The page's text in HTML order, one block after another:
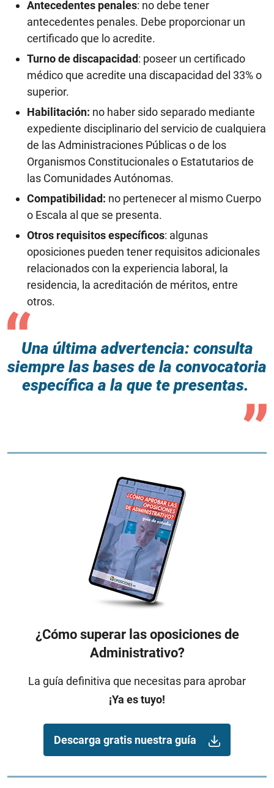
Antecedentes penales: no debe tener
antecedentes penales. Debe proporcionar un
certificado que lo acredite.
Turno de discapacidad: poseer un certificado
médico que acredite una discapacidad del 33% o
superior.
Habilitación: no haber sido separado mediante
expediente disciplinario del servicio de cualquiera
de las Administraciones Públicas o de los
Organismos Constitucionales o Estatutarios de
las Comunidades Autónomas.
Compatibilidad: no pertenecer al mismo Cuerpo
o Escala al que se presenta.
Otros requisitos específicos: algunas
oposiciones pueden tener requisitos adicionales
relacionados con la experiencia laboral, la
residencia, la acreditación de méritos, entre
otros.
Una última advertencia: consulta
siempre las bases de la convocatoria
específica a la que te presentas.
¿Cómo superar las oposiciones de
Administrativo?
La guía definitiva que necesitas para aprobar
¡Ya es tuyo!
Descarga gratis nuestra guía